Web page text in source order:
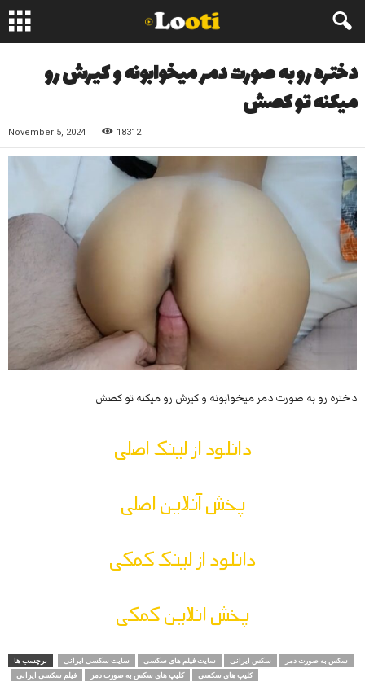
دختره رو به صورت دمر میخوابونه و کیرش رو
میکنه تو کصش
November 5, 2024 18312
دختره رو به صورت دمر میخوابونه و کیرش رو میکنه تو کصش
دانلود از لینک اصلی
پخش آنلاین اصلی
دانلود از لینک کمکی
پخش انلاین کمکی
برچسب ها سایت سکسی ایرانی سایت فیلم های سکسی سکس ایرانی
سکس به صورت دمر
فیلم سکسی ایرانی
کلیپ های سکس به صورت دمر کلیپ های سکسی